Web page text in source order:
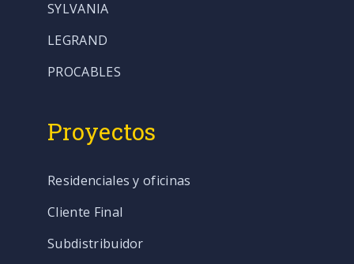
SYLVANIA
LEGRAND
PROCABLES
Proyectos
Residenciales y oficinas
Cliente Final
Subdistribuidor